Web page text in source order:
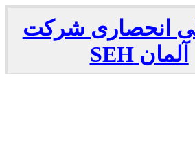
انحصاری شرکت
SEH آلمان